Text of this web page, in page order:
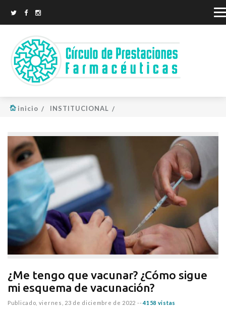
inicio INSTITUCIONAL
¿Me tengo que vacunar? ¿Cómo sigue
mi esquema de vacunación?
Publicado, viernes, 23 de diciembre de 2022 --4158 vistas